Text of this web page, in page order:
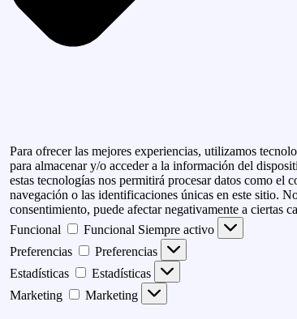
Para ofrecer las mejores experiencias, utilizamos
para almacenar y/o acceder a la información del
estas tecnologías nos permitirá procesar datos como el
navegación o las identificaciones únicas en este sitio.
consentimiento, puede afectar negativamente a ciertas
Funcional
Funcional Siempre activo
Preferencias
Preferencias
Estadísticas
Estadísticas
Marketing
Marketing